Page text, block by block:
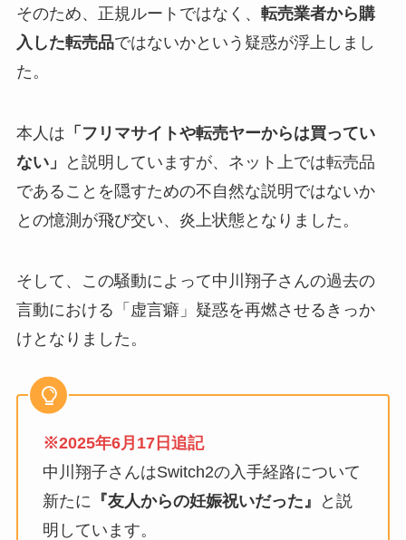
そのため、正規ルートではなく、 転売業者から購
入した転売品ではないかという疑惑が浮上しまし
た。
本人は 「フリマサイトや転売ヤーからは買ってい
ない」
と説明していますが、ネット上では転売品
であることを隠すための不自然な説明ではないか
との憶測が飛び交い、炎上状態となりました。
そして、この騒動によって中川翔子さんの過去の
言動における「虚言癖」疑惑を再燃させるきっか
けとなりました。
※2025年6月17日追記
中川翔子さんはSwitch2の入手経路について
新たに 『友人からの妊娠祝いだった』
と説
明しています。